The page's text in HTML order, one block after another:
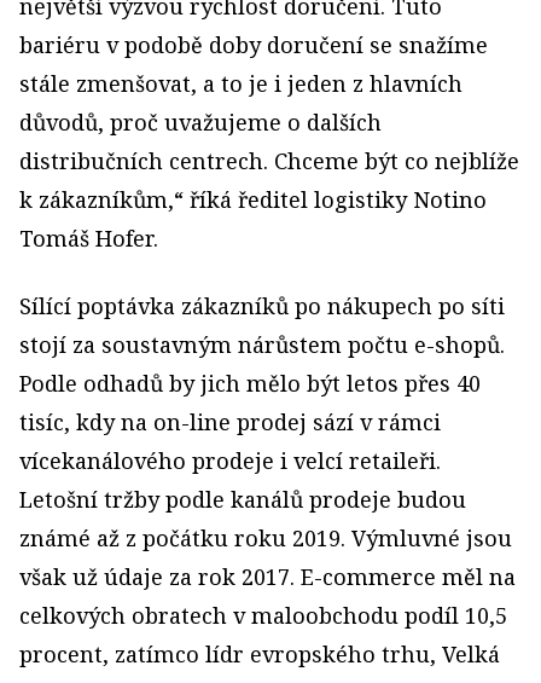
největší výzvou rychlost doručení. Tuto
bariéru v podobě doby doručení se snažíme
stále zmenšovat, a to je i jeden z hlavních
důvodů, proč uvažujeme o dalších
distribučních centrech. Chceme být co nejblíže
k zákazníkům,“ říká ředitel logistiky Notino
Tomáš Hofer.
Sílící poptávka zákazníků po nákupech po síti
stojí za soustavným nárůstem počtu e-shopů.
Podle odhadů by jich mělo být letos přes 40
tisíc, kdy na on-line prodej sází v rámci
vícekanálového prodeje i velcí retaileři.
Letošní tržby podle kanálů prodeje budou
známé až z počátku roku 2019. Výmluvné jsou
však už údaje za rok 2017. E-commerce měl na
celkových obratech v maloobchodu podíl 10,5
procent, zatímco lídr evropského trhu, Velká